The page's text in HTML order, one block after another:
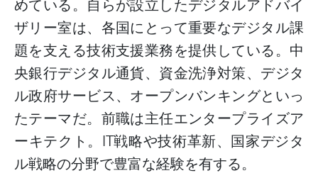
めている。自らが設立したデジタルアドバイ
ザリー室は、各国にとって重要なデジタル課
題を支える技術支援業務を提供している。中
央銀行デジタル通貨、資金洗浄対策、デジタ
ル政府サービス、オープンバンキングといっ
たテーマだ。前職は主任エンタープライズア
ーキテクト。 IT戦略や技術革新、国家デジタ
ル戦略の分野で豊富な経験を有する。